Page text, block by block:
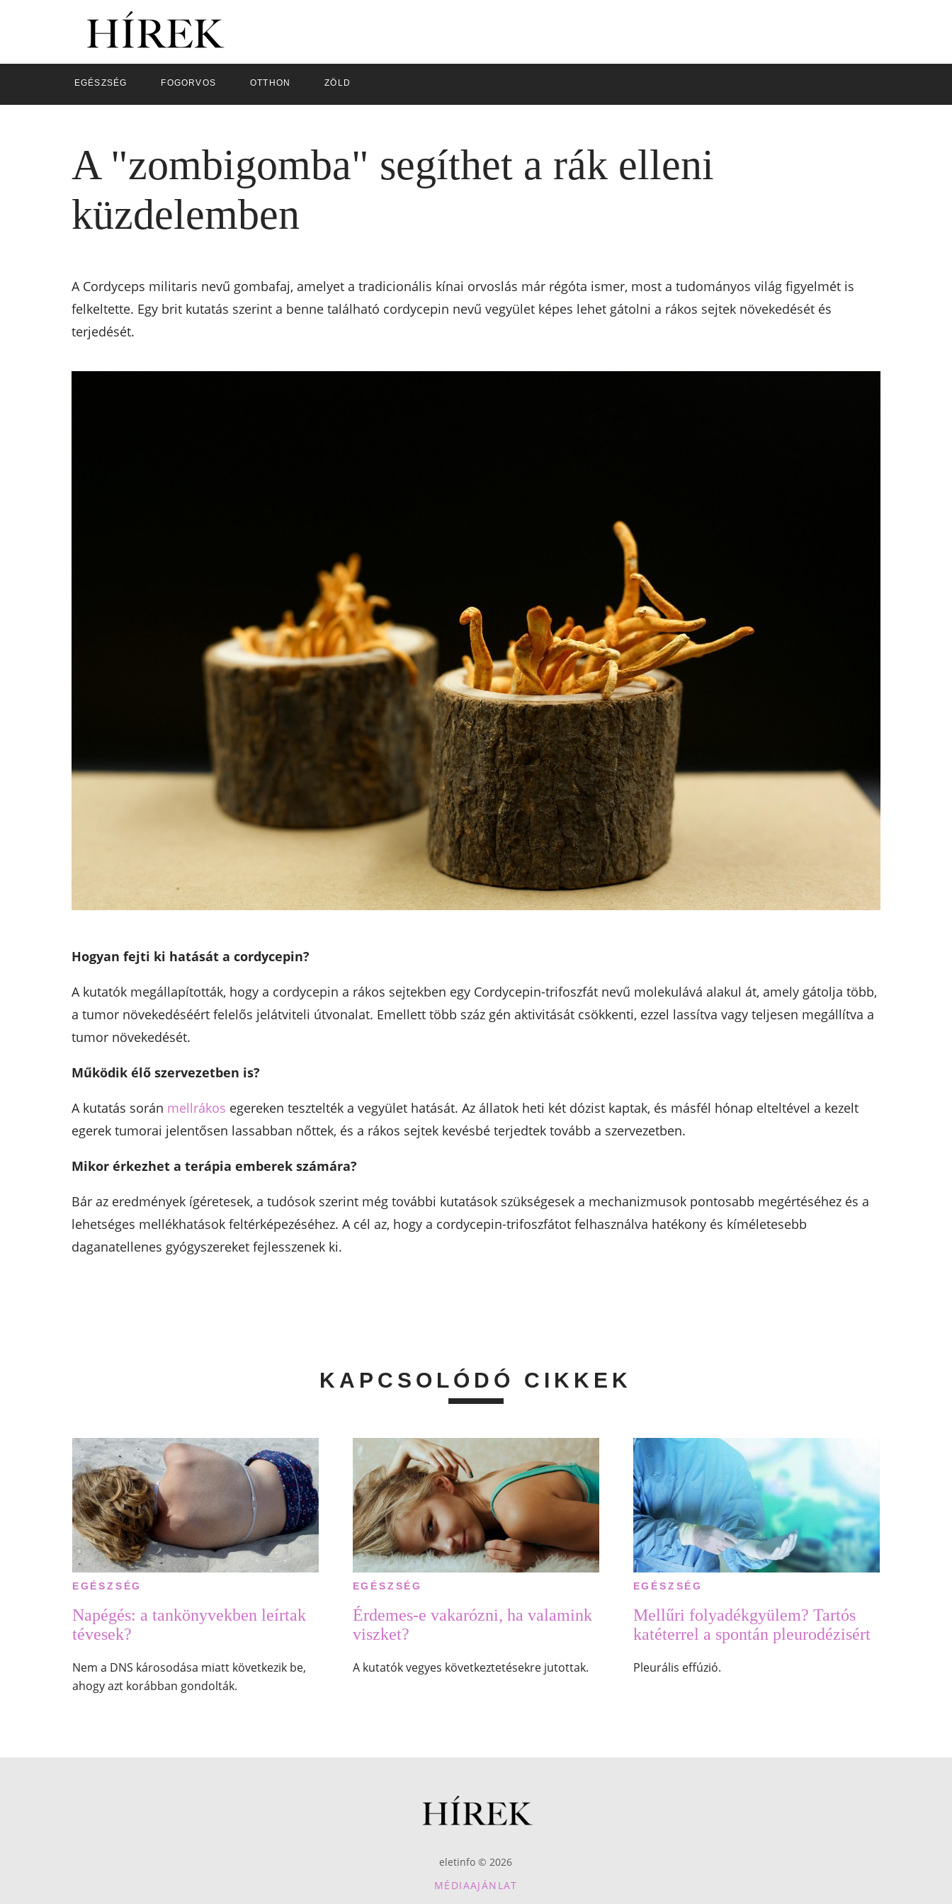
EGÉSZSÉG FOGORVOS OTTHON ZÖLD
A "zombigomba" segíthet a rák elleni
küzdelemben
A Cordyceps militaris nevű gombafaj, amelyet a tradicionális kínai orvoslás már régóta ismer, most a tudományos világ figyelmét is
felkeltette. Egy brit kutatás szerint a benne található cordycepin nevű vegyület képes lehet gátolni a rákos sejtek növekedését és
terjedését.
Hogyan fejti ki hatását a cordycepin?
A kutatók megállapították, hogy a cordycepin a rákos sejtekben egy Cordycepin-trifoszfát nevű molekulává alakul át, amely gátolja több,
a tumor növekedéséért felelős jelátviteli útvonalat. Emellett több száz gén aktivitását csökkenti, ezzel lassítva vagy teljesen megállítva a
tumor növekedését.
Működik élő szervezetben is?
A kutatás során mellrákos egereken tesztelték a vegyület hatását. Az állatok heti két dózist kaptak, és másfél hónap elteltével a kezelt
egerek tumorai jelentősen lassabban nőttek, és a rákos sejtek kevésbé terjedtek tovább a szervezetben.
Mikor érkezhet a terápia emberek számára?
Bár az eredmények ígéretesek, a tudósok szerint még további kutatások szükségesek a mechanizmusok pontosabb megértéséhez és a
lehetséges mellékhatások feltérképezéséhez. A cél az, hogy a cordycepin-trifoszfátot felhasználva hatékony és kíméletesebb
daganatellenes gyógyszereket fejlesszenek ki.
KAPCSOLÓDÓ CIKKEK
EGÉSZSÉG
Napégés: a tankönyvekben leírtak
tévesek?
Nem a DNS károsodása miatt következik be,
ahogy azt korábban gondolták.
EGÉSZSÉG
Érdemes-e vakarózni, ha valamink
viszket?
A kutatók vegyes következtetésekre jutottak.
EGÉSZSÉG
Mellűri folyadékgyülem? Tartós
katéterrel a spontán pleurodézisért
Pleurális effúzió.
eletinfo © 2026
MÉDIAAJÁNLAT